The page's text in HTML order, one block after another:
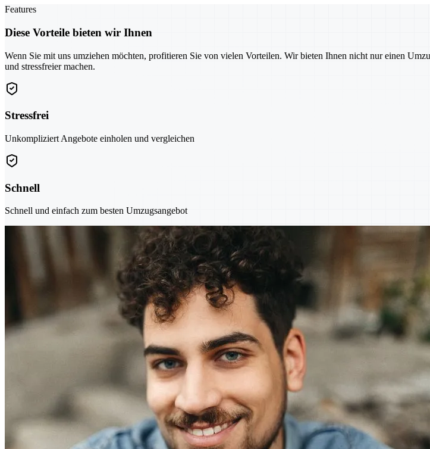
Features
Diese Vorteile bieten wir Ihnen
Wenn Sie mit uns umziehen möchten, profitieren Sie von vielen Vorteilen. Wir bieten Ihnen nicht nur einen
und stressfreier machen.
Stressfrei
Unkompliziert Angebote einholen und vergleichen
Schnell
Schnell und einfach zum besten Umzugsangebot